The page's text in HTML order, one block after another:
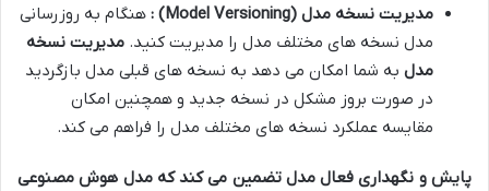
مدیریت نسخه مدل (Model Versioning)
: هنگام به روزرسانی
مدل نسخه های مختلف مدل را مدیریت کنید. مدیریت نسخه
مدل به شما امکان می دهد به نسخه های قبلی مدل بازگردید
در صورت بروز مشکل در نسخه جدید و همچنین امکان
مقایسه عملکرد نسخه های مختلف مدل را فراهم می کند.
پایش و نگهداری فعال مدل تضمین می کند که مدل هوش مصنوعی